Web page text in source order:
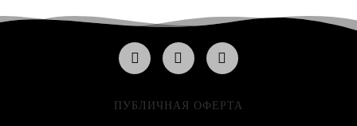
ПУБЛИЧНАЯ ОФЕРТА